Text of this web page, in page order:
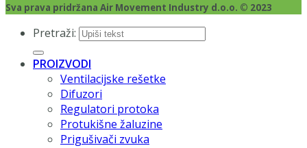
Sva prava pridržana Air Movement Industry d.o.o. © 2023
Pretraži:
PROIZVODI
Ventilacijske rešetke
Difuzori
Regulatori protoka
Protukišne žaluzine
Prigušivači zvuka